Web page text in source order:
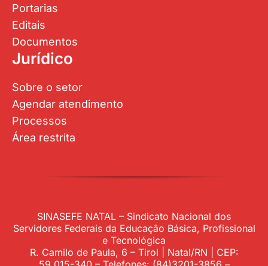
Portarias
Editais
Documentos
Jurídico
Sobre o setor
Agendar atendimento
Processos
Área restrita
SINASEFE NATAL – Sindicato Nacional dos
Servidores Federais da Educação Básica, Profissional
e Tecnológica
R. Camilo de Paula, 6 – Tirol | Natal/RN | CEP: